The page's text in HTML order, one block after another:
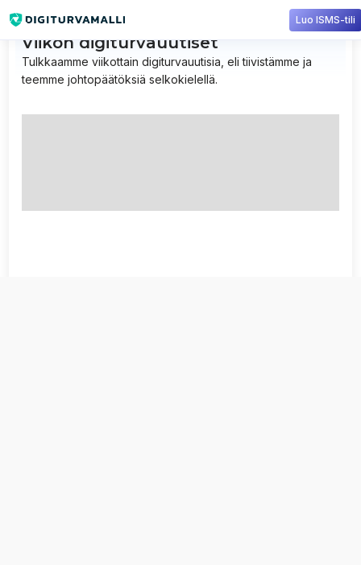
Viikon digiturvauutiset
Tulkkaamme viikottain digiturvauutisia, eli tiivistämme ja
teemme johtopäätöksiä selkokielellä.
Luo ISMS-tili